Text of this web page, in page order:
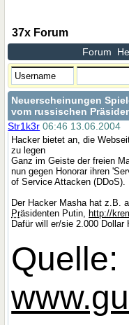
37x Forum
Forum
Neuerscheinungen
vom russischen
Str1k3r 06:46 13.06.2004
Hacker bietet an, die
zu legen
Ganz im Geiste der freien
nun gegen Honorar ihren
of Service Attacken (DDoS).
Der Hacker Masha hat z.B.
Präsidenten Putin, http://
Dafür will er/sie 2.000 Dollar
Quelle: